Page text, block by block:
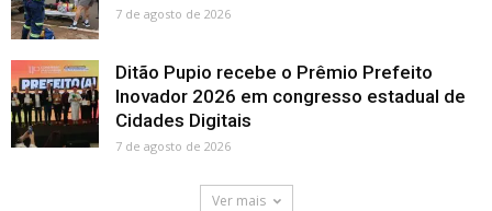
7 de agosto de 2026
Ditão Pupio recebe o Prêmio Prefeito
Inovador 2026 em congresso estadual de
Cidades Digitais
7 de agosto de 2026
Ver mais